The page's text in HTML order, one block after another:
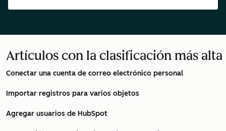
Artículos con la clasificación más alta
Conectar una cuenta de correo electrónico personal
Importar registros para varios objetos
Agregar usuarios de HubSpot